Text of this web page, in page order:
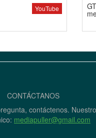
YouTube
CONTÁCTANOS
contáctenos.
mediapuller@gmail.com